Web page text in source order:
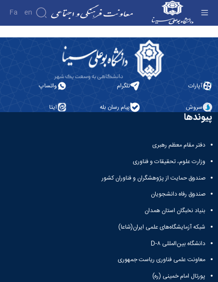
Fa En
معاون
و
وظایف
مدیر
برنامه
ریزی
فرهنگی
و
اجتماعی
مدیر
و
پشتیبانی
فرهنگی
و
اجتماعی
آپارات تلگرام واتساپ
سروش پیام رسان بله ایتا
پیوندها
دفتر مقام معظم رهبری
وزارت علوم، تحقیقات و فناوری
صندوق حمایت از پژوهشگران و فناوران کشور
صندوق رفاه دانشجویان
بنیاد نخبگان استان همدان
شبکه آزمایشگاه‌های علمی ایران(شاعا)
دانشگاه بین‌المللی D-۸
معاونت علمی فناوری ریاست جمهوری
پورتال امام خمینی (ره)